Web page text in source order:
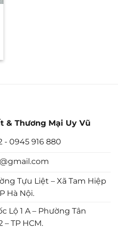
& Thương Mại Uy Vũ
- 0945 916 880
Tựu Liệt – Xã Tam Hiệp
Hà Nội.
Lộ 1 A – Phường Tân
– TP HCM.